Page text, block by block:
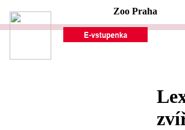
Zoo Praha